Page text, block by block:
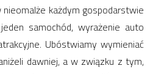
każdym gospodarstwie
samochód, wyrażenie auto
Ubóstwiamy wymieniać
dawniej, a w związku z tym,